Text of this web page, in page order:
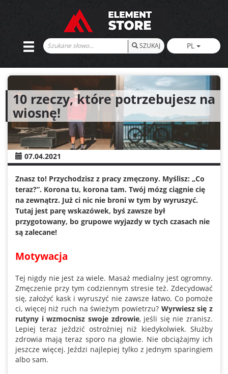
SZUKAJ PL
10 rzeczy, które potrzebujesz na
wiosnę!
07.04.2021
Znasz to! Przychodzisz z pracy zmęczony. Myślisz: „Co
teraz?”. Korona tu, korona tam. Twój mózg ciągnie cię
na zewnątrz. Już ci nic nie broni w tym by wyruszyć.
Tutaj jest parę wskazówek, byś zawsze był
przygotowany, bo grupowe wyjazdy w tych czasach nie
są zalecane!
Motywacja
Tej nigdy nie jest za wiele. Masaż medialny jest ogromny.
Zmęczenie przy tym codziennym stresie też. Zdecydować
się, założyć kask i wyruszyć nie zawsze łatwo. Co pomoże
ci, więcej niż ruch na świeżym powietrzu? Wyrwiesz się z
rutyny i wzmocnisz swoje zdrowie, jeśli się nie zranisz.
Lepiej teraz jeździć ostrożniej niż kiedykolwiek. Służby
zdrowia mają teraz sporo na głowie. Nie obciążajmy ich
jeszcze więcej. Jeździ najlepiej tylko z jednym sparingiem
albo sam.